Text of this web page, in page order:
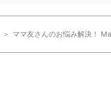
ママ友さんのお悩み解決！